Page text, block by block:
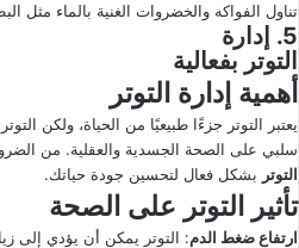
تناول الفواكه والخضروات الغنية بالماء مثل
5. إدارة
التوتر بفعالية
أهمية إدارة التوتر
يعتبر التوتر جزءًا طبيعيًا من الحياة، ولكن
سلبي على الصحة الجسدية والعقلية. من
التوتر بشكل فعال لتحسين جودة حياتك.
تأثير التوتر على الصحة
ارتفاع ضغط الدم: التوتر يمكن أن يؤدي إلى